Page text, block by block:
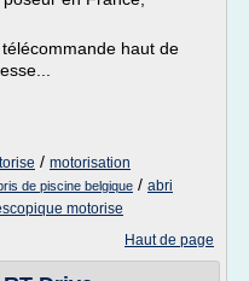
haut de
/ motorisation
de piscine belgique / abri
motorise
Haut de page